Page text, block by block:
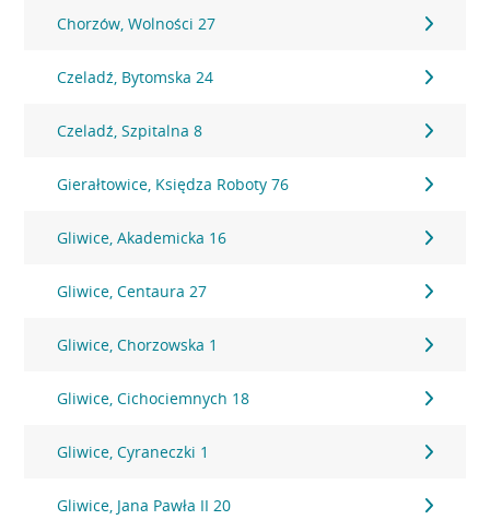
Chorzów, Wolności 27
Czeladź, Bytomska 24
Czeladź, Szpitalna 8
Gierałtowice, Księdza Roboty 76
Gliwice, Akademicka 16
Gliwice, Centaura 27
Gliwice, Chorzowska 1
Gliwice, Cichociemnych 18
Gliwice, Cyraneczki 1
Gliwice, Jana Pawła II 20